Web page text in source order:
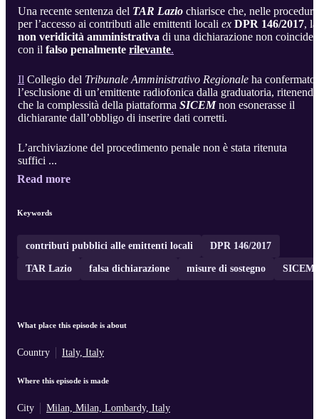
Una recente sentenza del TAR Lazio chiarisce che, nelle procedure
per l’accesso ai contributi alle emittenti locali ex DPR 146/2017, la
non veridicità amministrativa di una dichiarazione non coincide
con il falso penalmente rilevante.
Il Collegio del Tribunale Amministrativo Regionale ha confermato
l’esclusione di un’emittente radiofonica dalla graduatoria, ritenendo
che la complessità della piattaforma SICEM non esonerasse il
dichiarante dall’obbligo di inserire dati corretti.
L’archiviazione del procedimento penale non è stata ritenuta
suffici ...
Read more
Keywords
contributi pubblici alle emittenti locali DPR 146/2017
TAR Lazio falsa dichiarazione misure di sostegno SICEM
What place this episode is about
Country Italy, Italy
Where this episode is made
City Milan, Milan, Lombardy, Italy